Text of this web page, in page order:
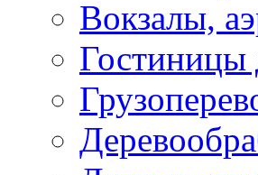
Вокзалы,
Гостиницы